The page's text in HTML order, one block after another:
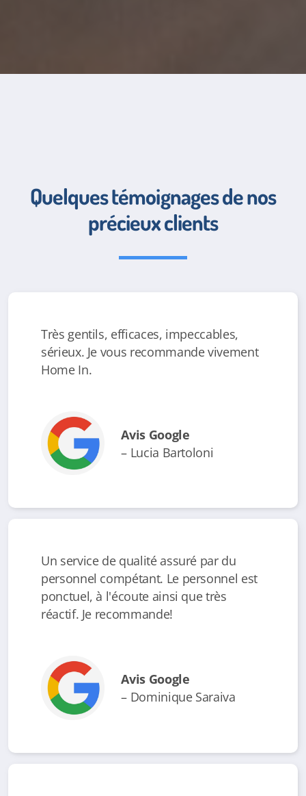
Quelques témoignages de nos
précieux clients
Très gentils, efficaces, impeccables,
sérieux. Je vous recommande vivement
Home In.
Avis Google
– Lucia Bartoloni
Un service de qualité assuré par du
personnel compétant. Le personnel est
ponctuel, à l'écoute ainsi que très
réactif. Je recommande!
Avis Google
– Dominique Saraiva